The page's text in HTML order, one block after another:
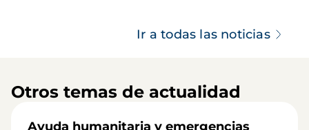
Ir a todas las noticias
Otros temas de actualidad
Ayuda humanitaria y emergencias